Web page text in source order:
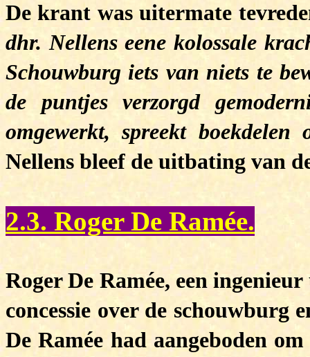
De krant was uitermate
dhr. Nellens eene kolossale
Schouwburg iets van niets te
de puntjes verzorgd
omgewerkt, spreekt
Nellens bleef de uitbating van
2.3. Roger De Ramée.
Roger De Ramée, een
concessie over de
De Ramée had aangeboden